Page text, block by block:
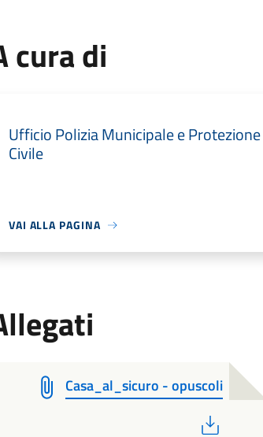
cura di
Ufficio Polizia Municipale e Protezione
Civile
VAI ALLA PAGINA
Casa_al_sicuro - opuscoli